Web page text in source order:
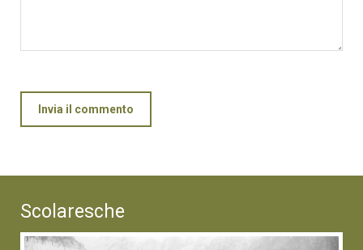
Invia il commento
Scolaresche